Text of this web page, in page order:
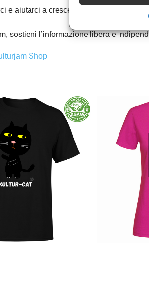
e aiutarci a crescere, nessuna
sostieni l’informazione libera e
Shop